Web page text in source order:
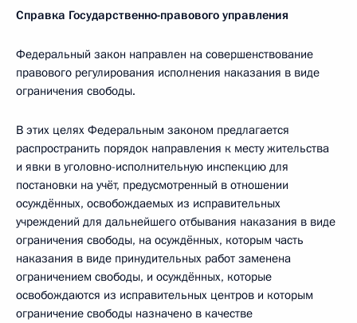
Справка Государственно-правового управления
Федеральный закон направлен на совершенствование
правового регулирования исполнения наказания в виде
ограничения свободы.
В этих целях Федеральным законом предлагается
распространить порядок направления к месту жительства
и явки в уголовно-исполнительную инспекцию для
постановки на учёт, предусмотренный в отношении
осуждённых, освобождаемых из исправительных
учреждений для дальнейшего отбывания наказания в виде
ограничения свободы, на осуждённых, которым часть
наказания в виде принудительных работ заменена
ограничением свободы, и осуждённых, которые
освобождаются из исправительных центров и которым
ограничение свободы назначено в качестве